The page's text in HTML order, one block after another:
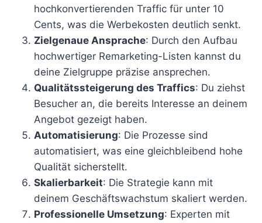
hochkonvertierenden Traffic für unter 10
Cents, was die Werbekosten deutlich senkt.
Zielgenaue Ansprache: Durch den Aufbau
hochwertiger Remarketing-Listen kannst du
deine Zielgruppe präzise ansprechen.
Qualitätssteigerung des Traffics: Du ziehst
Besucher an, die bereits Interesse an deinem
Angebot gezeigt haben.
Automatisierung: Die Prozesse sind
automatisiert, was eine gleichbleibend hohe
Qualität sicherstellt.
Skalierbarkeit: Die Strategie kann mit
deinem Geschäftswachstum skaliert werden.
Professionelle Umsetzung: Experten mit